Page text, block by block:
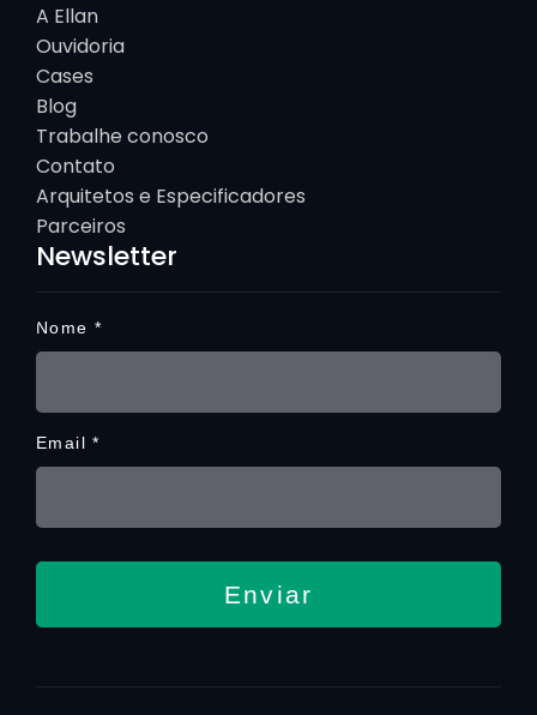
A Ellan
Ouvidoria
Cases
Blog
Trabalhe conosco
Contato
Arquitetos e Especificadores
Parceiros
Newsletter